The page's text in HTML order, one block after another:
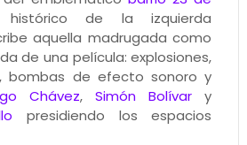
de la izquierda
aquella madrugada como
de una película: explosiones,
bombas de efecto sonoro y
Chávez,Simón Bolívar y
presidiendo los espacios